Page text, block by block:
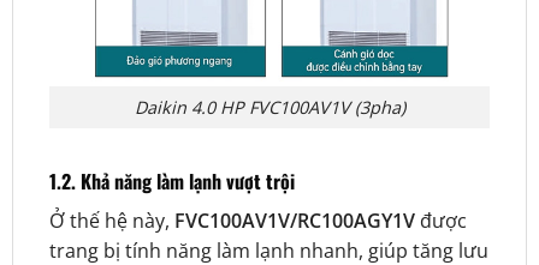
Daikin 4.0 HP FVC100AV1V (3pha)
1.2. Khả năng làm lạnh vượt trội
Ở thế hệ này, FVC100AV1V/RC100AGY1Vđược
trang bị tính năng làm lạnh nhanh, giúp tăng lưu